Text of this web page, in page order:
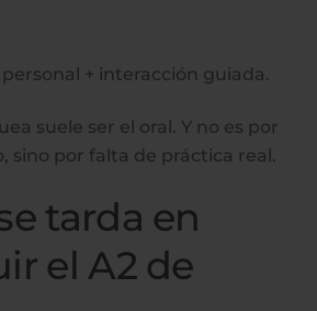
+ interacción guiada.
suele ser el oral. Y no es por
sino por falta de práctica real.
tarda en
el A2 de